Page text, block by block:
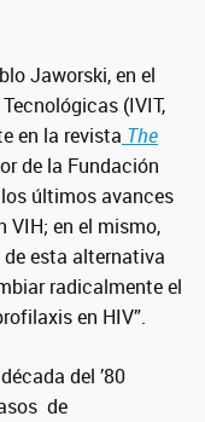
Jaworski, en el
(IVIT,
en la revista The
de la Fundación
últimos avances
VIH; en el mismo,
esta alternativa
radicalmente el
en HIV”.
del ’80
de